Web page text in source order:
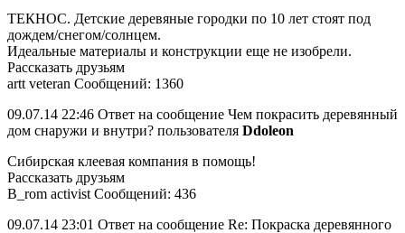
ТЕКНОС. Детские деревяные городки по 10 лет стоят под
дождем/снегом/солнцем.
Идеальные материалы и конструкции еще не изобрели.
Рассказать друзьям
artt veteran Сообщений: 1360
09.07.14 22:46 Ответ на сообщение Чем покрасить деревянный
дом снаружи и внутри? пользователя Ddoleon
Сибирская клеевая компания в помощь!
Рассказать друзьям
B_rom activist Сообщений: 436
09.07.14 23:01 Ответ на сообщение Re: Покраска деревянного